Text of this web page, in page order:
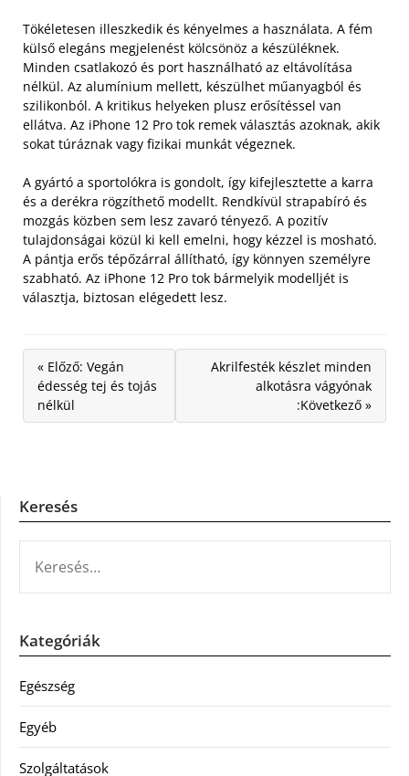
Tökéletesen illeszkedik és kényelmes a használata. A fém
külső elegáns megjelenést kölcsönöz a készüléknek.
Minden csatlakozó és port használható az eltávolítása
nélkül. Az alumínium mellett, készülhet műanyagból és
szilikonból. A kritikus helyeken plusz erősítéssel van
ellátva. Az iPhone 12 Pro tok remek választás azoknak, akik
sokat túráznak vagy fizikai munkát végeznek.
A gyártó a sportolókra is gondolt, így kifejlesztette a karra
és a derékra rögzíthető modellt. Rendkívül strapabíró és
mozgás közben sem lesz zavaró tényező. A pozitív
tulajdonságai közül ki kell emelni, hogy kézzel is mosható.
A pántja erős tépőzárral állítható, így könnyen személyre
szabható. Az iPhone 12 Pro tok bármelyik modelljét is
választja, biztosan elégedett lesz.
« Előző: Vegán
édesség tej és tojás
nélkül
Akrilfesték készlet minden
alkotásra vágyónak
:Következő »
Keresés
Kategóriák
Egészség
Egyéb
Szolgáltatások